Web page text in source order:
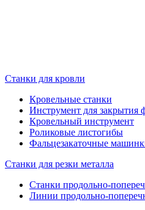
Станки для кровли
Кровельные станки
Инструмент для закрытия
Кровельный инструмент
Роликовые листогибы
Фальцезакаточные
Станки для резки металла
Станки продольно-
Линии продольно-